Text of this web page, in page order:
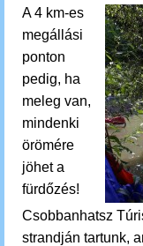
A 4 km-es
megállási
ponton
pedig, ha
meleg van,
mindenki
örömére
jöhet a
fürdőzés!
Csobbanhatsz
strandján tartunk,